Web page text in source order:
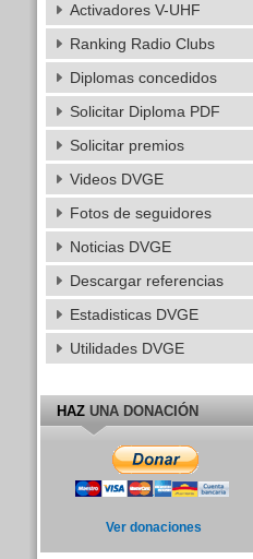
Activadores V-UHF
Ranking Radio Clubs
Diplomas concedidos
Solicitar Diploma PDF
Solicitar premios
Videos DVGE
Fotos de seguidores
Noticias DVGE
Descargar referencias
Estadisticas DVGE
Utilidades DVGE
HAZUNA DONACIÓN
Ver donaciones